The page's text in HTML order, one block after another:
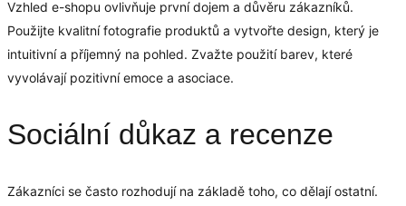
Vzhled e-shopu ovlivňuje první dojem a důvěru zákazníků.
Použijte kvalitní fotografie produktů a vytvořte design, který je
intuitivní a příjemný na pohled. Zvažte použití barev, které
vyvolávají pozitivní emoce a asociace.
Sociální důkaz a recenze
Zákazníci se často rozhodují na základě toho, co dělají ostatní.